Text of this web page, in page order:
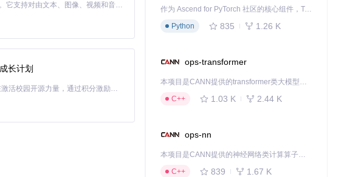
创作从专业工作室走向普通创作
意伙伴的全新阶段。
MiniMax H3 是一个通用的全模态生成系统。它支持对由文本、图像、视频和音频组成的多模态上下文进行统一理解，并能生成分辨率高达 2K、时长可达 15 秒的带原生立体声音频的视频。得益于面向任务泛化的系统设计，H3 在预训练阶段就已具备广泛的多模态上下文理解与生成能力，能够出色地执行复杂的多模态指令。
长计划
「源启盛夏」暑期校园开发者成长计划旨在激活校园开源力量，通过积分激励、认证扶持、资源倾斜等形式，引导高校组织和开发者完成「入驻 — 建项目 — 做贡献 — 获认证 — 得资源」的完整闭环。无论你是想带领社团入驻平台的组织者，还是希望用代码贡献证明自己的开发者，都能在这里找到属于你的成长路径。
作为 Ascend for PyTorch 社区的核心组件，TorchNPU 是昇腾专为 PyTorch 打造的深度学习适配插件，使 PyTorch 框架能够直接调用昇腾 NPU，为开发者提供昇腾 AI 处理器的超强算力。
Python
835 1.26 K
ops-transformer
本项目是CANN提供的transformer类大模型算子库，实现网络在NPU上加速计算。
C++
1.03 K 2.44 K
ops-nn
本项目是CANN提供的神经网络类计算算子库，实现网络在NPU上加速计算。
C++
839 1.67 K